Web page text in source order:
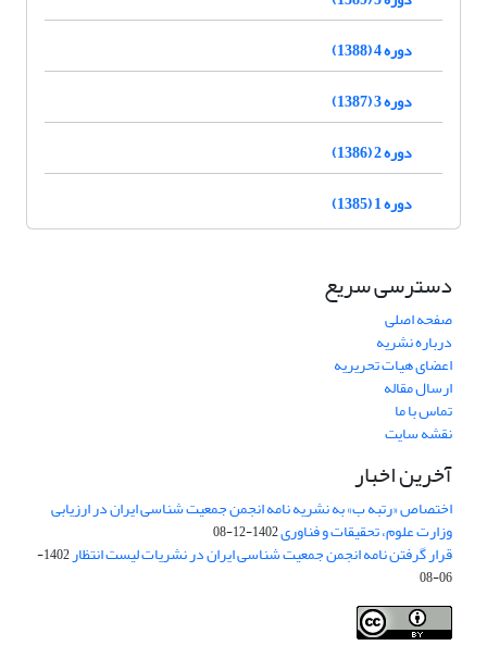
دوره 4 (1388)
دوره 3 (1387)
دوره 2 (1386)
دوره 1 (1385)
دسترسی سریع
صفحه اصلی
درباره نشریه
اعضای هیات تحریریه
ارسال مقاله
تماس با ما
نقشه سایت
آخرین اخبار
اختصاص «رتبه ب» به نشریه نامه انجمن جمعیت شناسی ایران در ارزیابی
وزارت علوم، تحقیقات و فناوری1402-12-08
قرار گرفتن نامه انجمن جمعیت شناسی ایران در نشریات لیست انتظار
1402-
06-08